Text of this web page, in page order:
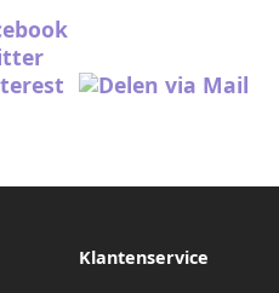
Klantenservice